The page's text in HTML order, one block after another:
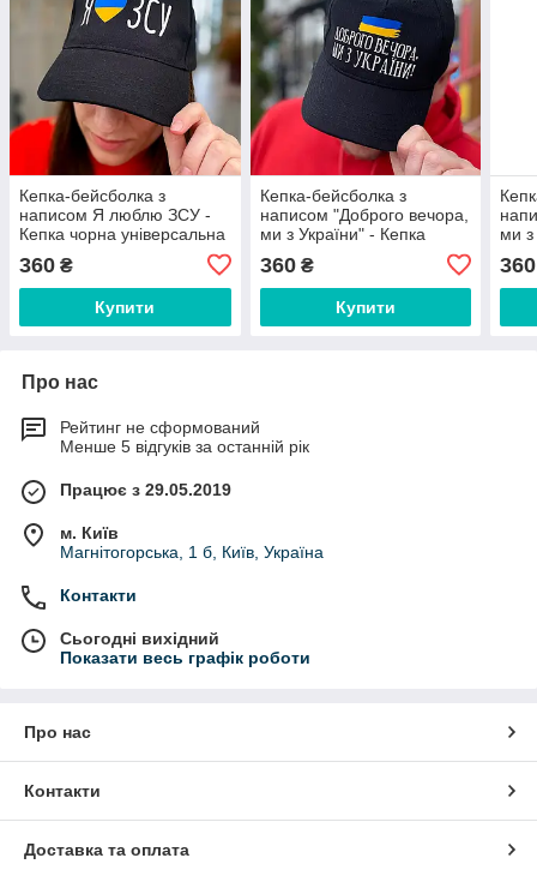
Кепка-бейсболка з
написом Я люблю ЗСУ -
Кепка чорна універсальна
360 ₴
Купити
Кепка-бейсболка з
написом "Доброго вечора,
ми з України" - Кепка
патріотична
360₴
Купити
ми з
360
Про нас
Рейтинг не сформований
Менше 5 відгуків за останній рік
Працює з 29.05.2019
м. Київ
Магнітогорська, 1 б, Київ, Україна
Контакти
Сьогодні вихідний
Показати весь графік роботи
Про нас
Контакти
Доставка та оплата